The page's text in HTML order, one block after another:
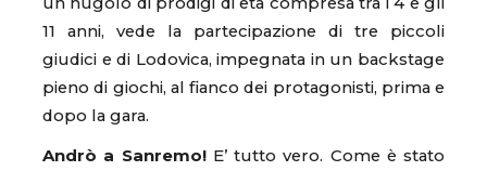
11 anni, vede la partecipazione di tre piccoli
giudici e di Lodovica, impegnata in un backstage
pieno di giochi, al fianco dei protagonisti, prima e
dopo la gara.
Andrò a Sanremo!E’ tutto vero. Come è stato